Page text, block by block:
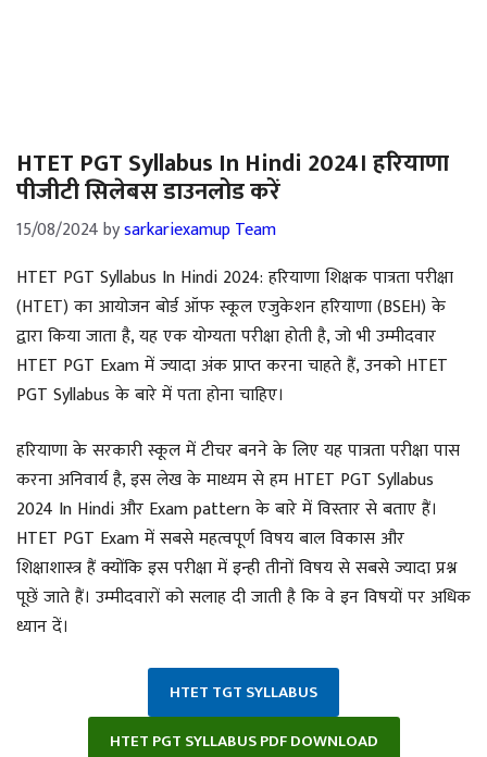
HTET PGT Syllabus In Hindi 2024। हरियाणा
पीजीटी सिलेबस डाउनलोड करें
15/08/2024bysarkariexamup Team
HTET PGT Syllabus In Hindi 2024: हरियाणा शिक्षक पात्रता परीक्षा
(HTET) का आयोजन बोर्ड ऑफ स्कूल एजुकेशन हरियाणा (BSEH) के
द्वारा किया जाता है, यह एक योग्यता परीक्षा होती है, जो भी उम्मीदवार
HTET PGT Exam में ज्यादा अंक प्राप्त करना चाहते हैं, उनको HTET
PGT Syllabus के बारे में पता होना चाहिए।
हरियाणा के सरकारी स्कूल में टीचर बनने के लिए यह पात्रता परीक्षा पास
करना अनिवार्य है, इस लेख के माध्यम से हम HTET PGT Syllabus
2024 In Hindi और Exam pattern के बारे में विस्तार से बताए हैं।
HTET PGT Exam में सबसे महत्वपूर्ण विषय बाल विकास और
शिक्षाशास्त्र हैं क्योंकि इस परीक्षा में इन्ही तीनों विषय से सबसे ज्यादा प्रश्न
पूछें जाते हैं। उम्मीदवारों को सलाह दी जाती है कि वे इन विषयों पर अधिक
ध्यान दें।
HTET TGT SYLLABUS
HTET PGT SYLLABUS PDF DOWNLOAD